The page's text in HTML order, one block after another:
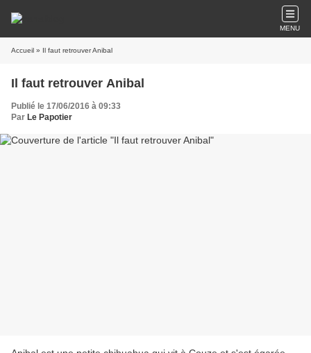
MENU
Accueil » Il faut retrouver Anibal
Il faut retrouver Anibal
Publié le 17/06/2016 à 09:33
Par Le Papotier